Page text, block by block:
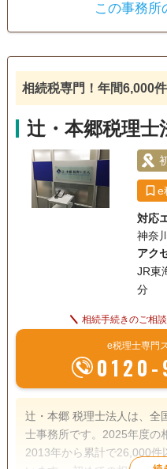
この事務所
相続税専門！年間6,000
辻・本郷税理士
e
対応
神奈
アク
JR東
分
相続手続きのご相
e税理士専門
0120-
辻・本郷 税理士法人は、全
士事務所です。2025年度の
2013年から累計で26,000件